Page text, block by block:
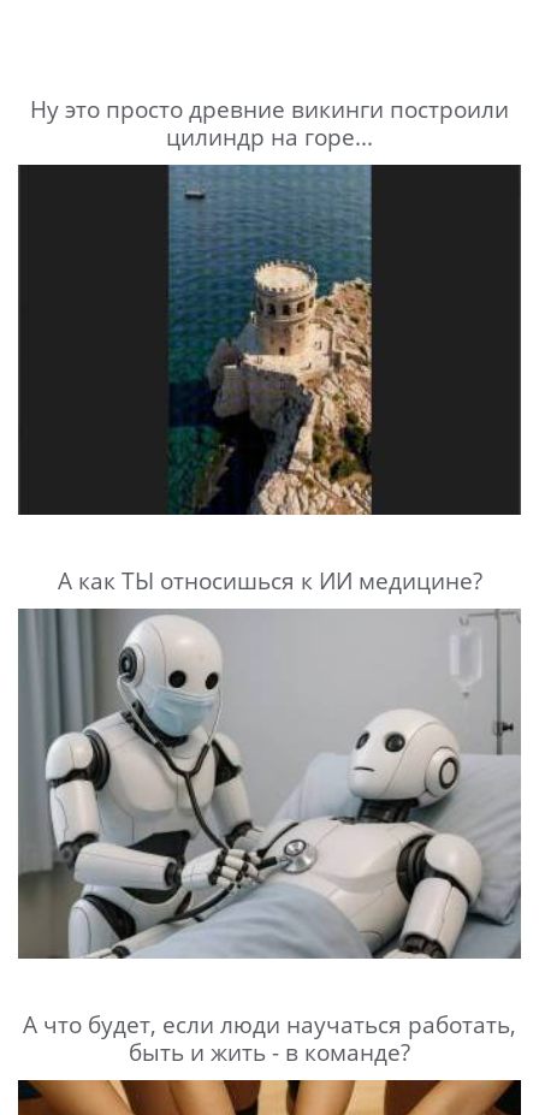
Ну это просто древние викинги построили
цилиндр на горе...
А как ТЫ относишься к ИИ медицине?
А что будет, если люди научаться работать,
быть и жить - в команде?